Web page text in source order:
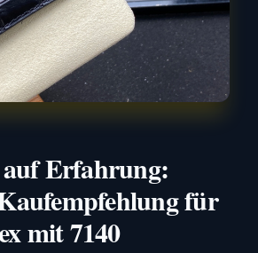
Erfahrung:
für
mit 7140